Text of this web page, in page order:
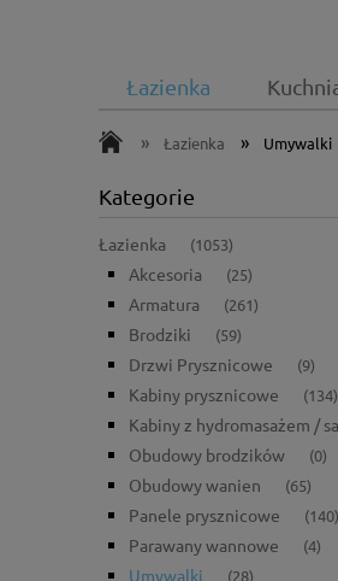
Łazienka
» Łazienka » Umywalki
Kategorie
Łazienka (1053)
Akcesoria (25)
Armatura (261)
Brodziki (59)
Drzwi Prysznicowe (9)
Kabiny prysznicowe (134)
Kabiny z hydromasażem /
Obudowy brodzików (0)
Obudowy wanien (65)
Panele prysznicowe (140)
Parawany wannowe (4)
Umywalki (28)